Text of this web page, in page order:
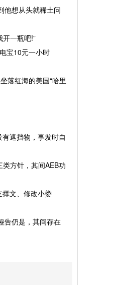
他想从头就稀土问
一瓶吧!”
宝10元一小时
落红海的美国“哈里
遮挡物，事发时自
方针，其间AEB功
文、修改小娄
告仍是，其间存在